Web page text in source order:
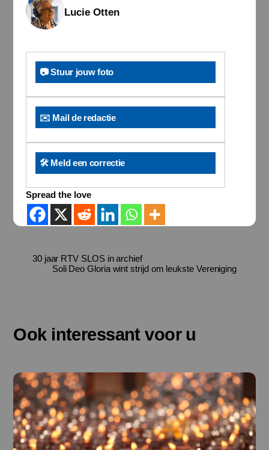
Lucie Otten
📷 Stuur jouw foto
✉️ Mail de redactie
🛠️ Meld een correctie
Spread the love
30 jaar RTV SLOS in archief
Soli Deo Gloria wint strijd om leukste Vereniging
Ook interessant voor u